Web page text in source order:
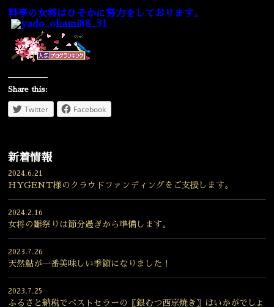
料亭の女将はひそかに努力をしております。
Share this:
Twitter Facebook
新着情報
2024.6.21
HYGENT様のクラウドファンディングをご支援します。
2024.2.16
女将の雛祭りは節分過ぎから準備します。
2023.7.26
天然鮎が一番美味しい季節になりました！
2023.7.25
ふるさと納税でベストセラーの〖銀むつ西京焼き〗はいかがでしょ